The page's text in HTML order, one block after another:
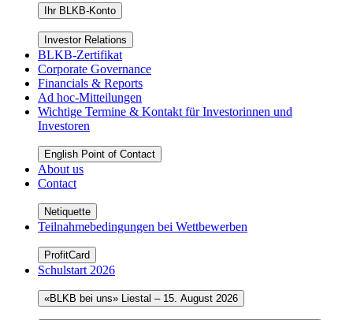
Ihr BLKB-Konto
Investor Relations
BLKB-Zertifikat
Corporate Governance
Financials & Reports
Ad hoc-Mitteilungen
Wichtige Termine & Kontakt für Investorinnen und
Investoren
English Point of Contact
About us
Contact
Netiquette
Teilnahmebedingungen bei Wettbewerben
ProfitCard
Schulstart 2026
«BLKB bei uns» Liestal – 15. August 2026